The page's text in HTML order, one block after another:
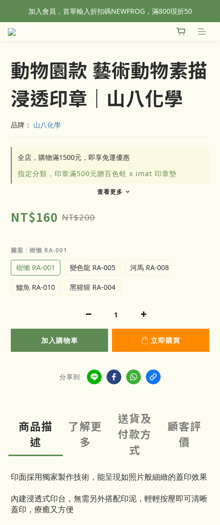
全站滿1500元免運！
加入會員，首單輸入折扣碼NEWFROG，滿800現折50
動物園款 藝術動物素描
浸透印章｜山八化學
品牌： 山八化學
全店，購物滿1500元，即享免運優惠
指定分類，印章滿500元贈百色蛙 x imat 印章墊
查看更多
NT$160 NT$200
圖案 : 樹懶 RA-001
樹懶 RA-001 變色龍 RA-005 河馬 RA-008
鱷魚 RA-010 黑猩猩 RA-004
加入購物車 立即購買
分享到
商品描
述
了解更
多
送貨及
付款方
式
顧客評
價
印面採用獨家製作技術，能呈現如照片般細緻的蓋印效果
內建浸透式印台，無需另外搭配印泥，輕輕按壓即可清晰
蓋印，療癒又方便